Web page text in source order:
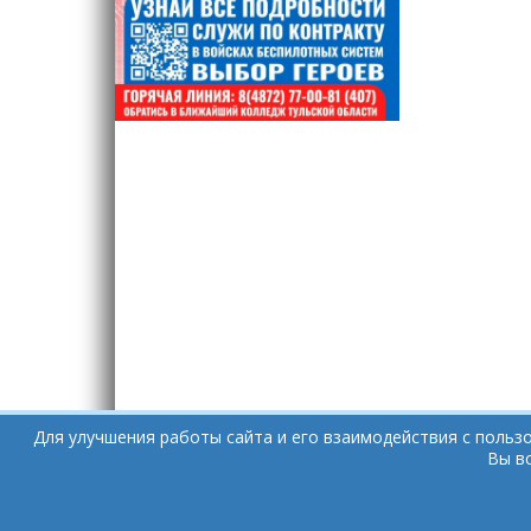
Для улучшения работы сайта и его взаимодействия с
Вы